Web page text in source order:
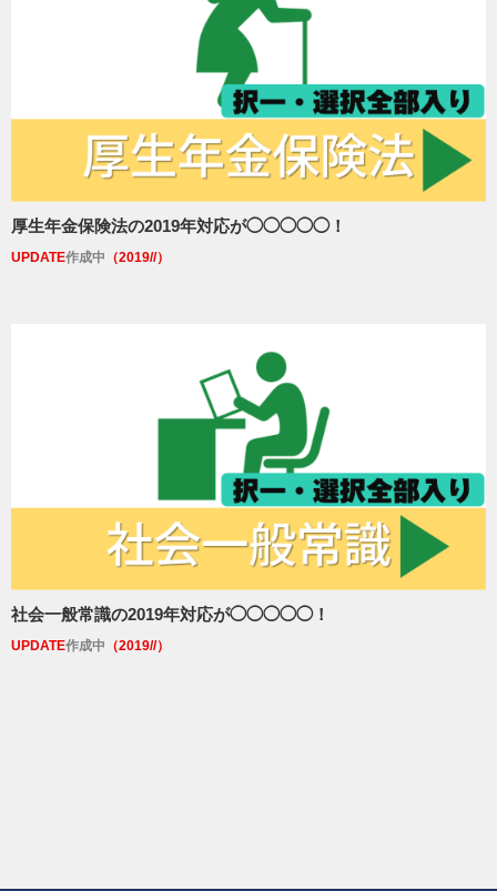
厚生年金保険法の2019年対応が◯◯◯◯◯！
UPDATE作成中 （2019//）
社会一般常識の2019年対応が◯◯◯◯◯！
UPDATE作成中 （2019//）